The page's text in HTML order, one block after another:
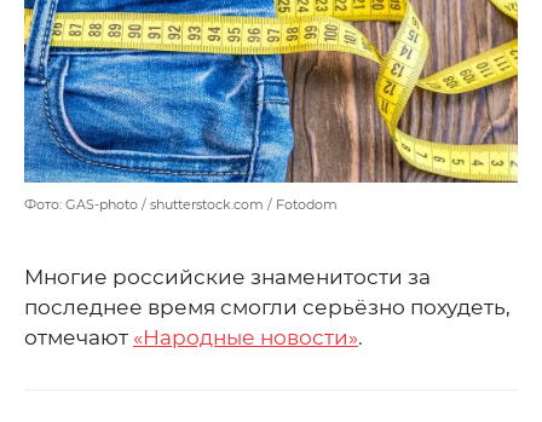
Фото: GAS-photo / shutterstock.com / Fotodom
Многие российские знаменитости за
последнее время смогли серьёзно похудеть,
отмечают «Народные новости».